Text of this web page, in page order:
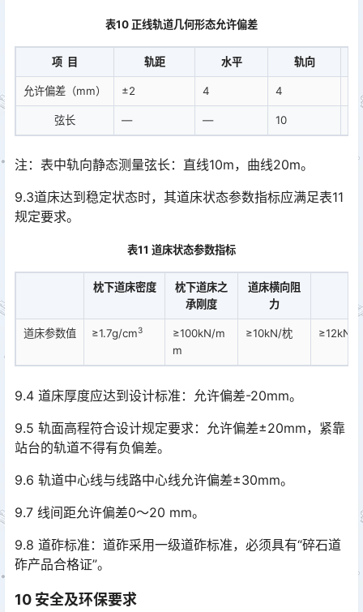
表10 正线轨道几何形态允许偏差
项 目 轨距 水平 轨向
允许偏差（mm） ±2 4 4
弦长 — — 10
注：表中轨向静态测量弦长：直线10m，曲线20m。
9.3道床达到稳定状态时，其道床状态参数指标应满足表11
规定要求。
表11 道床状态参数指标
枕下道床密度
枕下道床之
承刚度
道床横向阻
力
道床参数值 ≥1.7g/cm3
≥100kN/m
m
≥10kN/枕 ≥12kN/
9.4 道床厚度应达到设计标准：允许偏差-20mm。
9.5 轨面高程符合设计规定要求：允许偏差±20mm，紧靠
站台的轨道不得有负偏差。
9.6 轨道中心线与线路中心线允许偏差±30mm。
9.7 线间距允许偏差0～20 mm。
9.8 道砟标准：道砟采用一级道砟标准，必须具有“碎石道
砟产品合格证”。
10 安全及环保要求